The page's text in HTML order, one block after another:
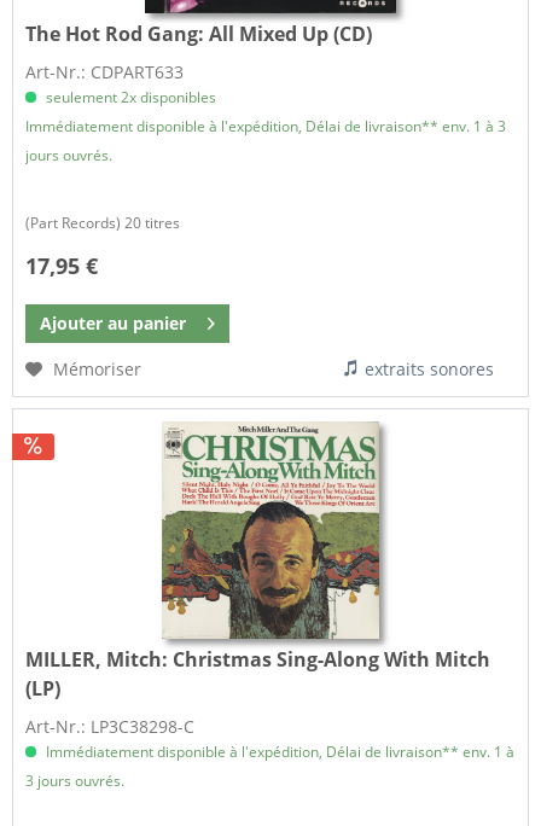
The Hot Rod Gang: All Mixed Up (CD)
Art-Nr.: CDPART633
seulement 2x disponibles
Immédiatement disponible à l'expédition, Délai de livraison** env. 1 à 3
jours ouvrés.
​(Part Records) 20 titres
17,95 €
Ajouter au panier
Mémoriser
extraits sonores
MILLER, Mitch: Christmas Sing-Along With Mitch
(LP)
Art-Nr.: LP3C38298-C
Immédiatement disponible à l'expédition, Délai de livraison** env. 1 à
3 jours ouvrés.